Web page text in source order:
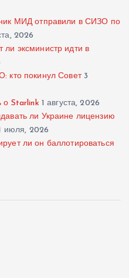
МИД отправили в СИЗО по
2026
ли эксминистр идти в
кто покинул Совет 3
о Starlink 1 августа, 2026
ли Украине лицензию
июля, 2026
ли он баллотироваться